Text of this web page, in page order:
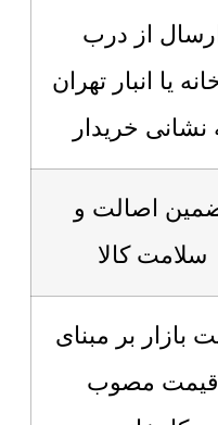
ارسال از درب
یا انبار تهران
نشانی خریدار
اصالت و
سلامت کالا
بازار بر مبنای
قیمت مصوب